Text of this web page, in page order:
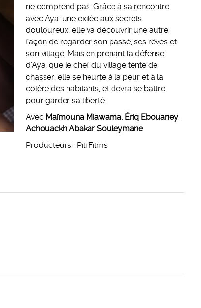
ne comprend pas. Grâce à sa rencontre
avec Aya, une exilée aux secrets
douloureux, elle va découvrir une autre
façon de regarder son passé, ses rêves et
son village. Mais en prenant la défense
d’Aya, que le chef du village tente de
chasser, elle se heurte à la peur et à la
colère des habitants, et devra se battre
pour garder sa liberté.
Avec Maïmouna Miawama, Ériq Ebouaney,
Achouackh Abakar Souleymane
Producteurs : Pili Films